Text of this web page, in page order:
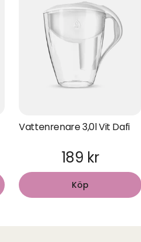
Vattenrenare 3,0l Vit Dafi
189 kr
Köp